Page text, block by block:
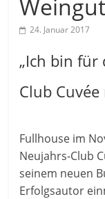
24. Januar 2017
„Ich bin für
Club
Fullhouse im
Neujahrs-Club
seinem neuen
Erfolgsautor